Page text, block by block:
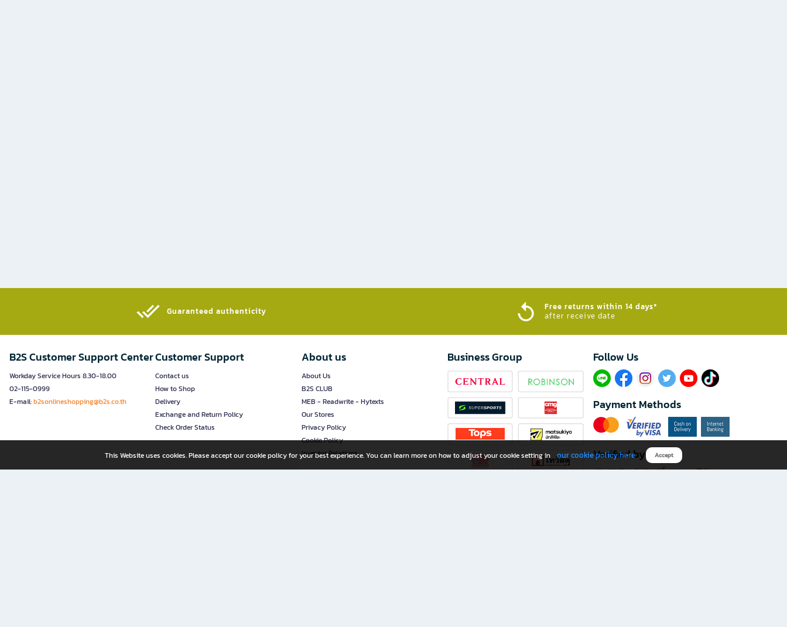
Guaranteed authenticity​
Free returns within 14 days*
after receive date
B2S Customer Support Center
Workday Service Hours 8.30-18.00
02-115-0999
E-mail:b2sonlineshopping@b2s.co.th
Customer Support
Contact us
How to Shop
Delivery
Exchange and Return Policy
Check Order Status
About us
About Us
B2S CLUB
MEB - Readwrite - Hytexts
Our Stores
Privacy Policy
Cookie Policy
Investor Relations
Business Group Follow Us​
Payment Methods
Verified by
This Website uses cookies. Please accept our cookie policy for your best experience. You can learn more on how to adjust your cookie setting in our cookie policy here Accept